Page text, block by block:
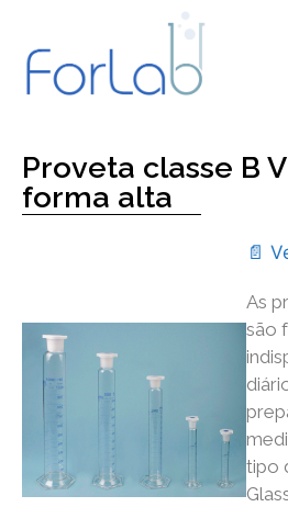
Proveta classe B
forma alta
📄
As
são
tipo